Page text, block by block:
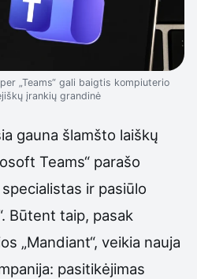
„Teams“ gali baigtis kompiuterio
įrankių grandinė
gauna šlamšto laiškų
Teams“ parašo
ir pasiūlo
Būtent taip, pasak
„Mandiant“, veikia nauja
pasitikėjimas